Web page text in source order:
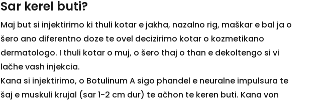
Sar kerel buti?
Maj but si injektirimo ki thuli kotar e jakha, nazalno rig, maškar e bal ja o
šero ano diferentno doze te ovel decizirimo kotar o kozmetikano
dermatologo. I thuli kotar o muj, o šero thaj o than e dekoltengo si vi
lačhe vash injekcia.
Kana si injektirimo, o Botulinum A sigo phandel e neuralne impulsura te
šaj e muskuli krujal (sar 1-2 cm dur) te ačhon te keren buti. Kana von